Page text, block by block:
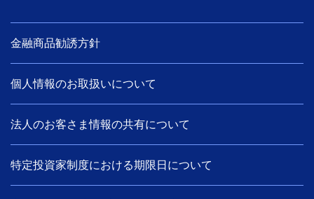
金融商品勧誘方針
個人情報のお取扱いについて
法人のお客さま情報の共有について
特定投資家制度における期限日について